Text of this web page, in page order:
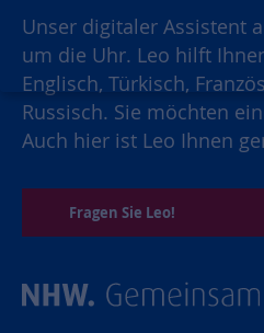
Unser digitaler Assistent
um die Uhr. Leo hilft
Englisch, Türkisch,
Russisch. Sie möchten
Auch hier ist Leo Ihnen
Fragen Sie Leo!